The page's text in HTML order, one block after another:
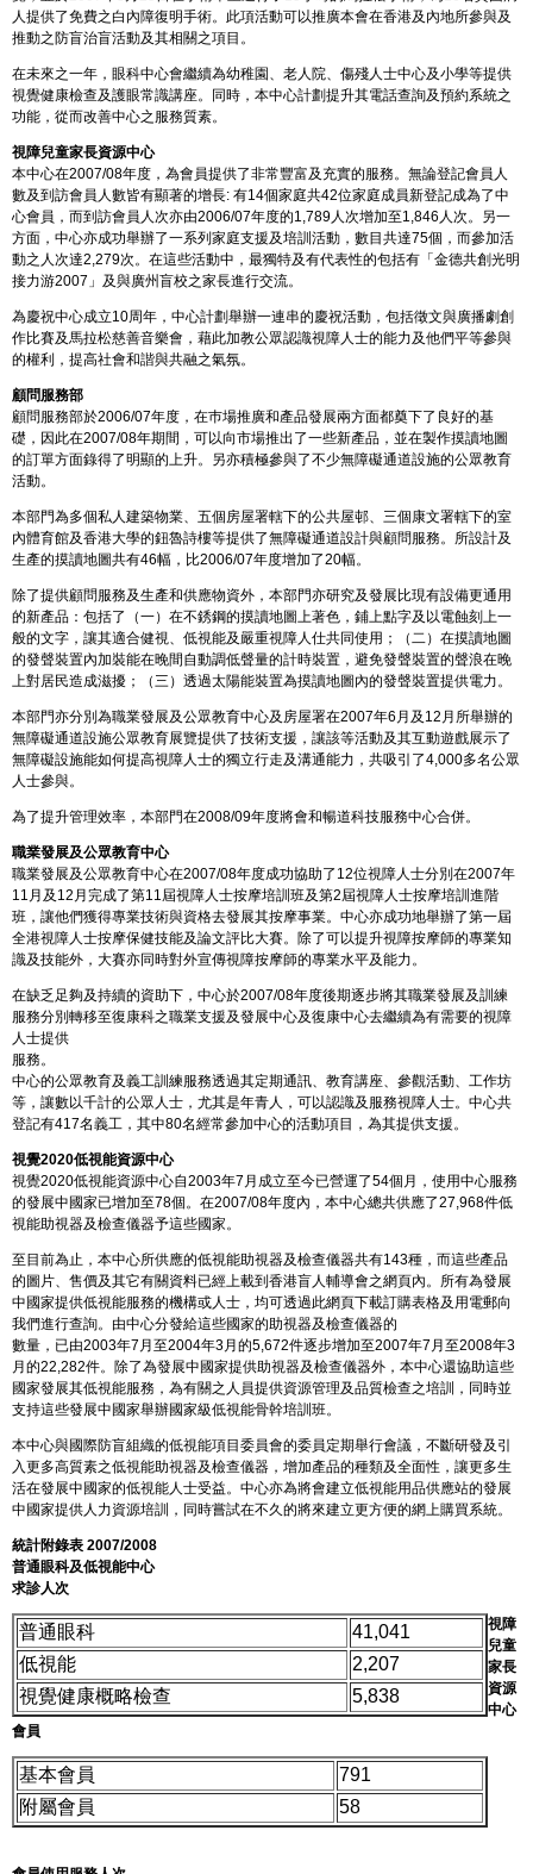
人提供了免費之白內障復明手術。此項活動可以推廣本會在香港及內地所參與及
推動之防盲治盲活動及其相關之項目。
在未來之一年，眼科中心會繼續為幼稚園、老人院、傷殘人士中心及小學等提供
視覺健康檢查及護眼常識講座。同時，本中心計劃提升其電話查詢及預約系統之
功能，從而改善中心之服務質素。
視障兒童家長資源中心
本中心在2007/08年度，為會員提供了非常豐富及充實的服務。無論登記會員人
數及到訪會員人數皆有顯著的增長: 有14個家庭共42位家庭成員新登記成為了中
心會員，而到訪會員人次亦由2006/07年度的1,789人次增加至1,846人次。另一
方面，中心亦成功舉辦了一系列家庭支援及培訓活動，數目共達75個，而參加活
動之人次達2,279次。在這些活動中，最獨特及有代表性的包括有「金德共創光明
接力游2007」及與廣州盲校之家長進行交流。
為慶祝中心成立10周年，中心計劃舉辦一連串的慶祝活動，包括徵文與廣播劇創
作比賽及馬拉松慈善音樂會，藉此加教公眾認識視障人士的能力及他們平等參與
的權利，提高社會和諧與共融之氣氛。
顧問服務部
顧問服務部於2006/07年度，在巿場推廣和產品發展兩方面都奠下了良好的基
礎，因此在2007/08年期間，可以向市場推出了一些新產品，並在製作摸讀地圖
的訂單方面錄得了明顯的上升。另亦積極參與了不少無障礙通道設施的公眾教育
活動。
本部門為多個私人建築物業、五個房屋署轄下的公共屋邨、三個康文署轄下的室
內體育館及香港大學的鈕魯詩樓等提供了無障礙通道設計與顧問服務。所設計及
生產的摸讀地圖共有46幅，比2006/07年度增加了20幅。
除了提供顧問服務及生產和供應物資外，本部門亦研究及發展比現有設備更通用
的新產品：包括了（一）在不銹鋼的摸讀地圖上著色，鋪上點字及以電蝕刻上一
般的文字，讓其適合健視、低視能及嚴重視障人仕共同使用；（二）在摸讀地圖
的發聲裝置內加裝能在晚間自動調低聲量的計時裝置，避免發聲裝置的聲浪在晚
上對居民造成滋擾；（三）透過太陽能裝置為摸讀地圖內的發聲裝置提供電力。
本部門亦分別為職業發展及公眾教育中心及房屋署在2007年6月及12月所舉辦的
無障礙通道設施公眾教育展覽提供了技術支援，讓該等活動及其互動遊戲展示了
無障礙設施能如何提高視障人士的獨立行走及溝通能力，共吸引了4,000多名公眾
人士參與。
為了提升管理效率，本部門在2008/09年度將會和暢道科技服務中心合併。
職業發展及公眾教育中心
職業發展及公眾教育中心在2007/08年度成功協助了12位視障人士分別在2007年
11月及12月完成了第11屆視障人士按摩培訓班及第2屆視障人士按摩培訓進階
班，讓他們獲得專業技術與資格去發展其按摩事業。中心亦成功地舉辦了第一屆
全港視障人士按摩保健技能及論文評比大賽。除了可以提升視障按摩師的專業知
識及技能外，大賽亦同時對外宣傳視障按摩師的專業水平及能力。
在缺乏足夠及持續的資助下，中心於2007/08年度後期逐步將其職業發展及訓練
服務分別轉移至復康科之職業支援及發展中心及復康中心去繼續為有需要的視障
人士提供
服務。
中心的公眾教育及義工訓練服務透過其定期通訊、教育講座、參觀活動、工作坊
等，讓數以千計的公眾人士，尤其是年青人，可以認識及服務視障人士。中心共
登記有417名義工，其中80名經常參加中心的活動項目，為其提供支援。
視覺2020低視能資源中心
視覺2020低視能資源中心自2003年7月成立至今已營運了54個月，使用中心服務
的發展中國家已增加至78個。在2007/08年度內，本中心總共供應了27,968件低
視能助視器及檢查儀器予這些國家。
至目前為止，本中心所供應的低視能助視器及檢查儀器共有143種，而這些產品
的圖片、售價及其它有關資料已經上載到香港盲人輔導會之網頁內。所有為發展
中國家提供低視能服務的機構或人士，均可透過此網頁下載訂購表格及用電郵向
我們進行查詢。由中心分發給這些國家的助視器及檢查儀器的
數量，已由2003年7月至2004年3月的5,672件逐步增加至2007年7月至2008年3
月的22,282件。除了為發展中國家提供助視器及檢查儀器外，本中心還協助這些
國家發展其低視能服務，為有關之人員提供資源管理及品質檢查之培訓，同時並
支持這些發展中國家舉辦國家級低視能骨幹培訓班。
本中心與國際防盲組織的低視能項目委員會的委員定期舉行會議，不斷研發及引
入更多高質素之低視能助視器及檢查儀器，增加產品的種類及全面性，讓更多生
活在發展中國家的低視能人士受益。中心亦為將會建立低視能用品供應站的發展
中國家提供人力資源培訓，同時嘗試在不久的將來建立更方便的網上購買系統。
統計附錄表 2007/2008
普通眼科及低視能中心
求診人次
普通眼科
41,041
低視能
2,207
視覺健康概略檢查
5,838
視障
兒童
家長
資源
中心
會員
基本會員
791
附屬會員
58